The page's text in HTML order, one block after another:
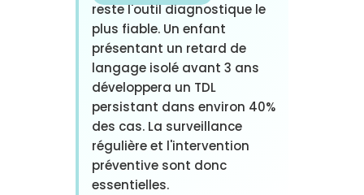
reste l'outil diagnostique le
plus fiable. Un enfant
présentant un retard de
langage isolé avant 3 ans
développera un TDL
persistant dans environ 40%
des cas. La surveillance
régulière et l'intervention
préventive sont donc
essentielles.